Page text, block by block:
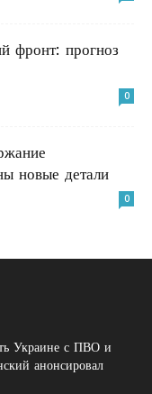
фронт: прогноз
0
новые детали
0
Украине с ПВО и
анонсировал